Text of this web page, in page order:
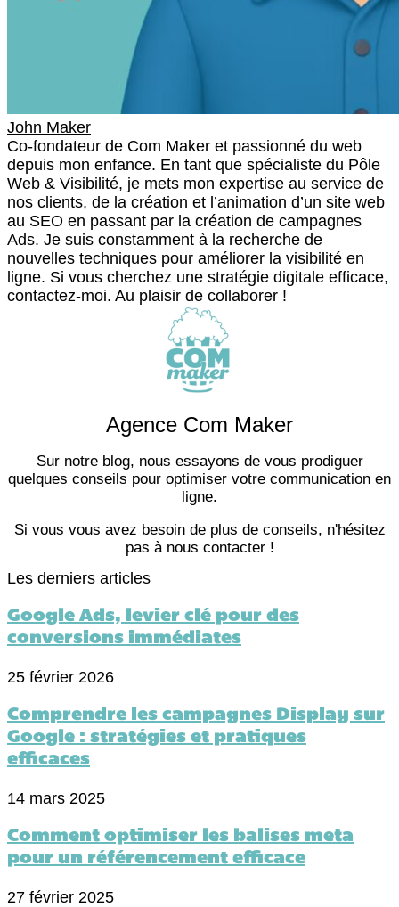
John Maker
Co-fondateur de Com Maker et passionné du web
depuis mon enfance. En tant que spécialiste du Pôle
Web & Visibilité, je mets mon expertise au service de
nos clients, de la création et l’animation d’un site web
au SEO en passant par la création de campagnes
Ads. Je suis constamment à la recherche de
nouvelles techniques pour améliorer la visibilité en
ligne. Si vous cherchez une stratégie digitale efficace,
contactez-moi. Au plaisir de collaborer !
Agence Com Maker
Sur notre blog, nous essayons de vous prodiguer
quelques conseils pour optimiser votre communication en
ligne.
Si vous vous avez besoin de plus de conseils, n'hésitez
pas à nous contacter !
Les derniers articles
Google Ads, levier clé pour des
conversions immédiates
25 février 2026
Comprendre les campagnes Display sur
Google : stratégies et pratiques
efficaces
14 mars 2025
Comment optimiser les balises meta
pour un référencement efficace
27 février 2025